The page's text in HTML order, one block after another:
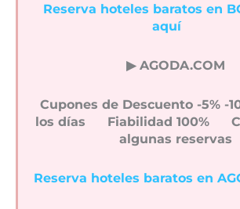
Reserva hoteles baratos en
aquí
▶︎ AGODA.COM
Cupones de Descuento -5% -
los días
Fiabilidad 100%
algunas reservas
Reserva hoteles baratos en